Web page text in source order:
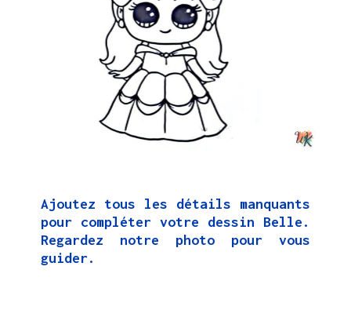
Ajoutez tous les détails manquants
pour compléter votre dessin Belle.
Regardez notre photo pour vous
guider.